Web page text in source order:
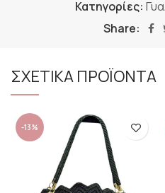
Κατηγορίες:
Share:
ΣΧΕΤΙΚΑ ΠΡΟΪΟΝΤΑ
-13%